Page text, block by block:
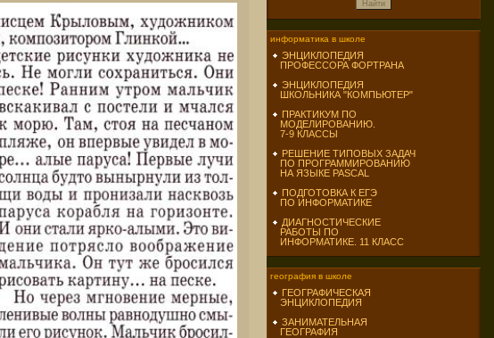
информатика в школе
ЭНЦИКЛОПЕДИЯ
ПРОФЕССОРА ФОРТРАНА
ЭНЦИКЛОПЕДИЯ
ШКОЛЬНИКА "КОМПЬЮТЕР"
ПРАКТИКУМ ПО
МОДЕЛИРОВАНИЮ.
7-9 КЛАССЫ
РЕШЕНИЕ ТИПОВЫХ ЗАДАЧ
ПО ПРОГРАММИРОВАНИЮ
НА ЯЗЫКЕ PASCAL
ПОДГОТОВКА К ЕГЭ
ПО ИНФОРМАТИКЕ
ДИАГНОСТИЧЕСКИЕ
РАБОТЫ ПО
ИНФОРМАТИКЕ. 11 КЛАСС
география в школе
ГЕОГРАФИЧЕСКАЯ
ЭНЦИКЛОПЕДИЯ
ЗАНИМАТЕЛЬНАЯ
ГЕОГРАФИЯ